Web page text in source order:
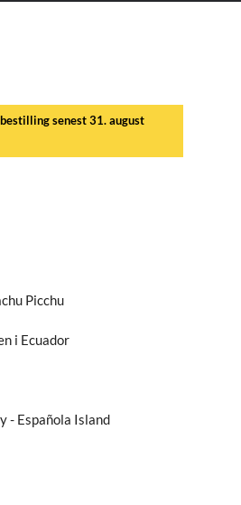
senest 31. august
Picchu
i Ecuador
- Española Island